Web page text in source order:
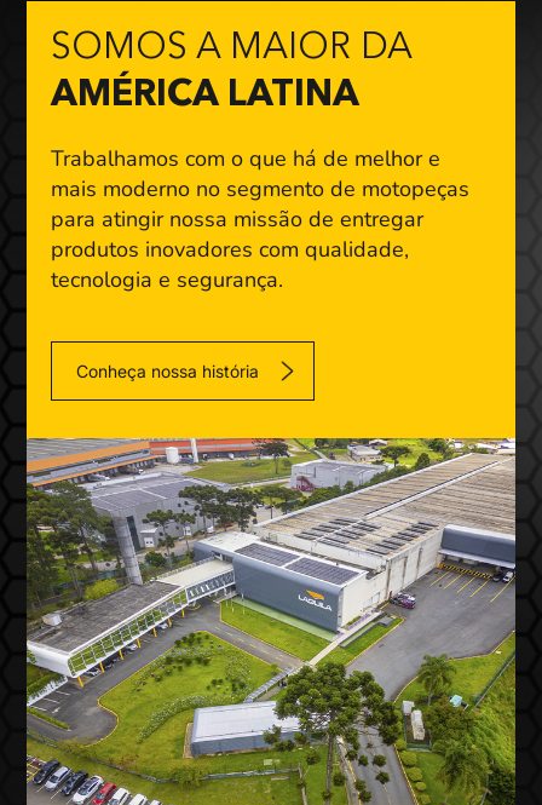
SOMOS A MAIOR DA
AMÉRICA LATINA
Trabalhamos com o que há de melhor e
mais moderno no segmento de motopeças
para atingir nossa missão de entregar
produtos inovadores com qualidade,
tecnologia e segurança.
Conheça nossa história